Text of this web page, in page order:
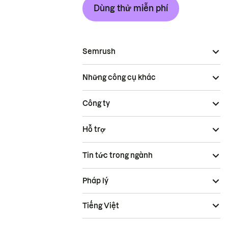
Dùng thử miễn phí
Semrush
Những công cụ khác
Công ty
Hỗ trợ
Tin tức trong ngành
Pháp lý
Tiếng Việt